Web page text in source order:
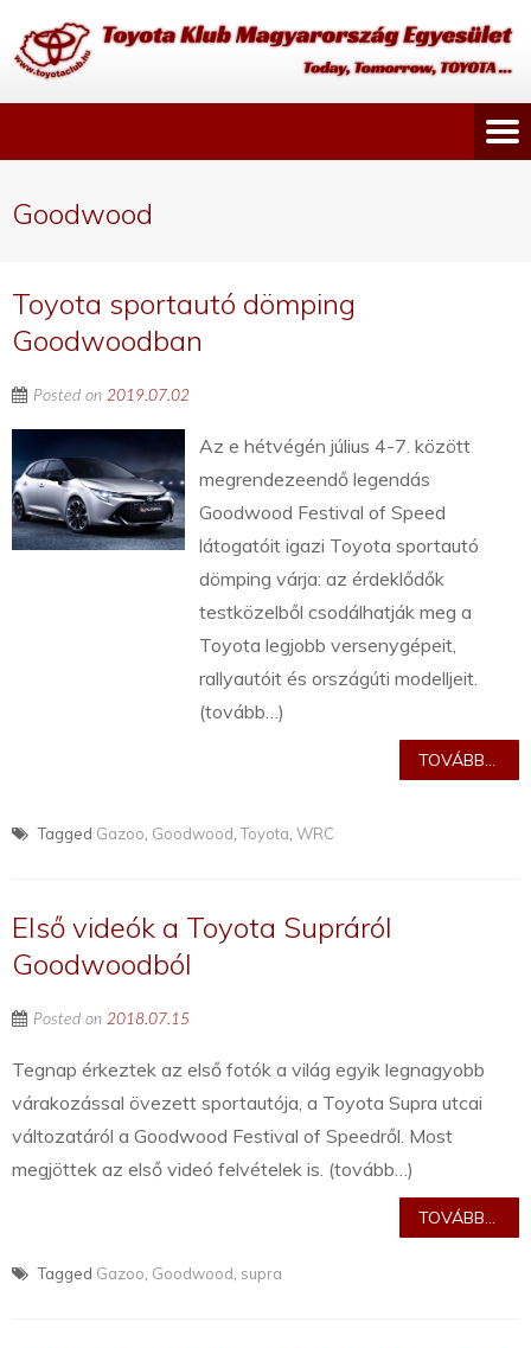
Goodwood
Toyota sportautó dömping
Goodwoodban
Posted on 2019.07.02
Az e hétvégén július 4-7. között
megrendezeendő legendás
Goodwood Festival of Speed
látogatóit igazi Toyota sportautó
dömping várja: az érdeklődők
testközelből csodálhatják meg a
Toyota legjobb versenygépeit,
rallyautóit és országúti modelljeit.
(tovább…)
TOVÁBB...
Tagged Gazoo Goodwood ,Toyota WRC
Első videók a Toyota Supráról
Goodwoodból
Posted on 2018.07.15
Tegnap érkeztek az első fotók a világ egyik legnagyobb
várakozással övezett sportautója, a Toyota Supra utcai
változatáról a Goodwood Festival of Speedről. Most
megjöttek az első videó felvételek is. (tovább…)
TOVÁBB...
Tagged Gazoo Goodwood supra